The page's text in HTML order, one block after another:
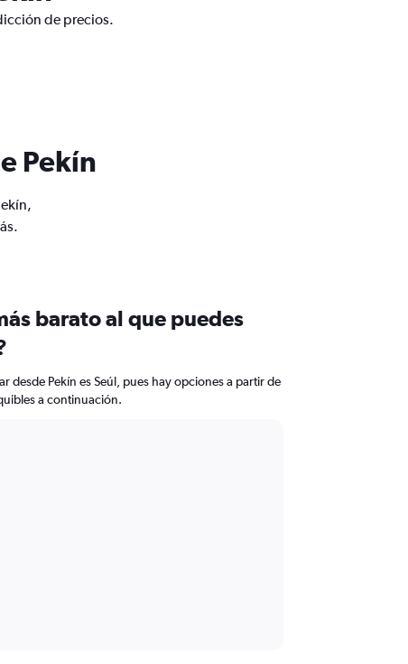
de precios.
Pekín
barato al que puedes
desde Pekín es Seúl, pues hay opciones a partir de
a continuación.